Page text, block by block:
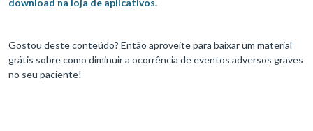
download na loja de aplicativos.
Gostou deste conteúdo? Então aproveite para baixar um material
grátis sobre como diminuir a ocorrência de eventos adversos graves
no seu paciente!